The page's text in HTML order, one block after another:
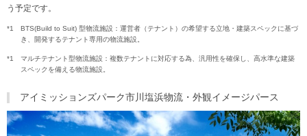
う予定です。
*1
BTS(Build to Suit) 型物流施設：運営者（テナント）の希望する立地・建築スペックに基づ
き、開発するテナント専用の物流施設。
*1
マルチテナント型物流施設：複数テナントに対応する為、汎用性を確保し、高水準な建築
スペックを備える物流施設。
アイミッションズパーク市川塩浜物流・外観イメージパース